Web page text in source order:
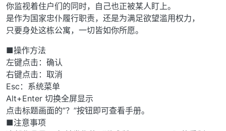
你监视着住户们的同时，自己也正被某人盯上。
是作为国家忠仆履行职责，还是为满足欲望滥用权力，
只要身处这栋公寓，一切皆如你所愿。
■操作方法
左键点击：确认
右键点击：取消
Esc：系统菜单
Alt+Enter 切换全屏显示
点击标题画面的”？”按钮即可查看手册。
■注意事项